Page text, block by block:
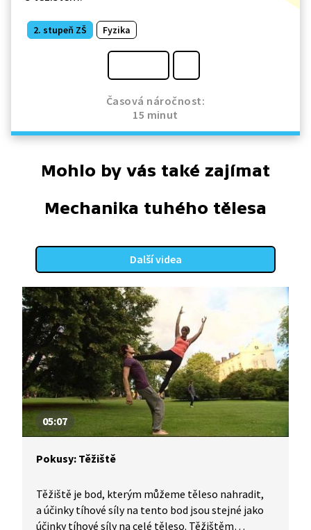
2. stupeň ZŠ Fyzika
Časová náročnost:
15 minut
Mohlo by vás také zajímat
Mechanika tuhého tělesa
Další videa
05:07
Pokusy: Těžiště
Těžiště je bod, kterým můžeme těleso nahradit,
a účinky tíhové síly na tento bod jsou stejné jako
účinky tíhové síly na celé těleso. Těžištěm